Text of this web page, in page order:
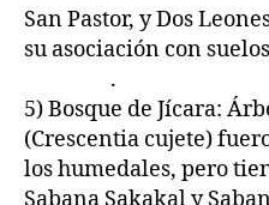
San Pastor, y Dos
su asociación con
.
5) Bosque de Jícara:
(Crescentia cujete)
los humedales, pero
Sabana Sakakal y